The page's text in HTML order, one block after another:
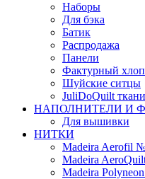
Наборы
Для бэка
Батик
Распродажа
Панели
Фактурный
Шуйские ситцы
JuliDoQuilt ткани
НАПОЛНИТЕЛИ И
Для вышивки
НИТКИ
Madeira Aerofil
Madeira
Madeira